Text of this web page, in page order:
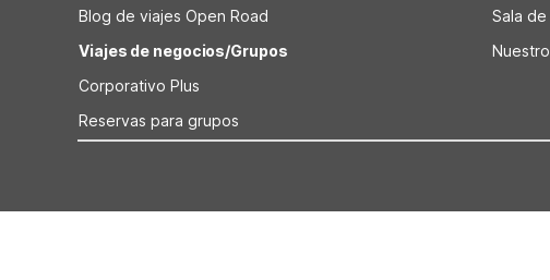
Blog de viajes Open Road
Viajes de negocios/Grupos
Corporativo Plus
Reservas para grupos
Sala